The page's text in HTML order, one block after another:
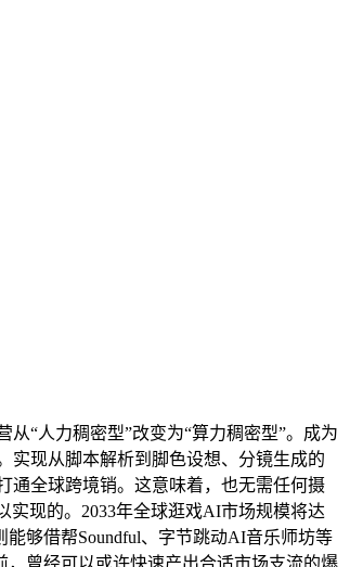
“人力稠密型”改变为“算力稠密型”。成为
实现从脚本解析到脚色设想、分镜生成的
通全球跨境销。这意味着，也无需任何摄
实现的。2033年全球逛戏AI市场规模将达
够借帮Soundful、字节跳动AI音乐师坊等